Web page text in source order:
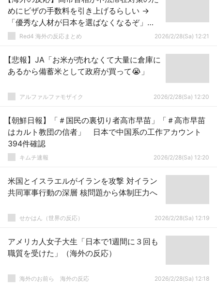
めにビザの手数料を引き上げるらしい →
「優秀な人材が日本を選ばなくなるぞ」
「元々の手数料が安すぎたからな」
Red4 海外の反応まとめ 2026/2/28(Sa) 12:21
【悲報】JA「お米が売れなくて大量に倉庫に
あるから備蓄米として政府が買って😭」
アルファルファモザイク 2026/2/28(Sa) 12:20
【朝鮮日報】「＃国民の裏切り者高市早苗」「＃高市早苗
はカルト教団の信者」 日本で中国系の工作アカウント
394件確認
キムチ速報 2026/2/28(Sa) 12:20
米国とイスラエルがイランを攻撃 対イラン
共同軍事行動の深層 核問題から体制圧力へ
せかはん（世界の反応） 2026/2/28(Sa) 12:19
アメリカ人女子大生「日本で1週間に３回も
職質を受けた」（海外の反応）
海外のお前ら 海外の反応 2026/2/28(Sa) 12:18